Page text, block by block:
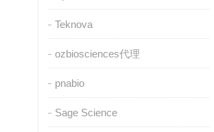
Teknova
ozbiosciences代理
pnabio
Sage Science